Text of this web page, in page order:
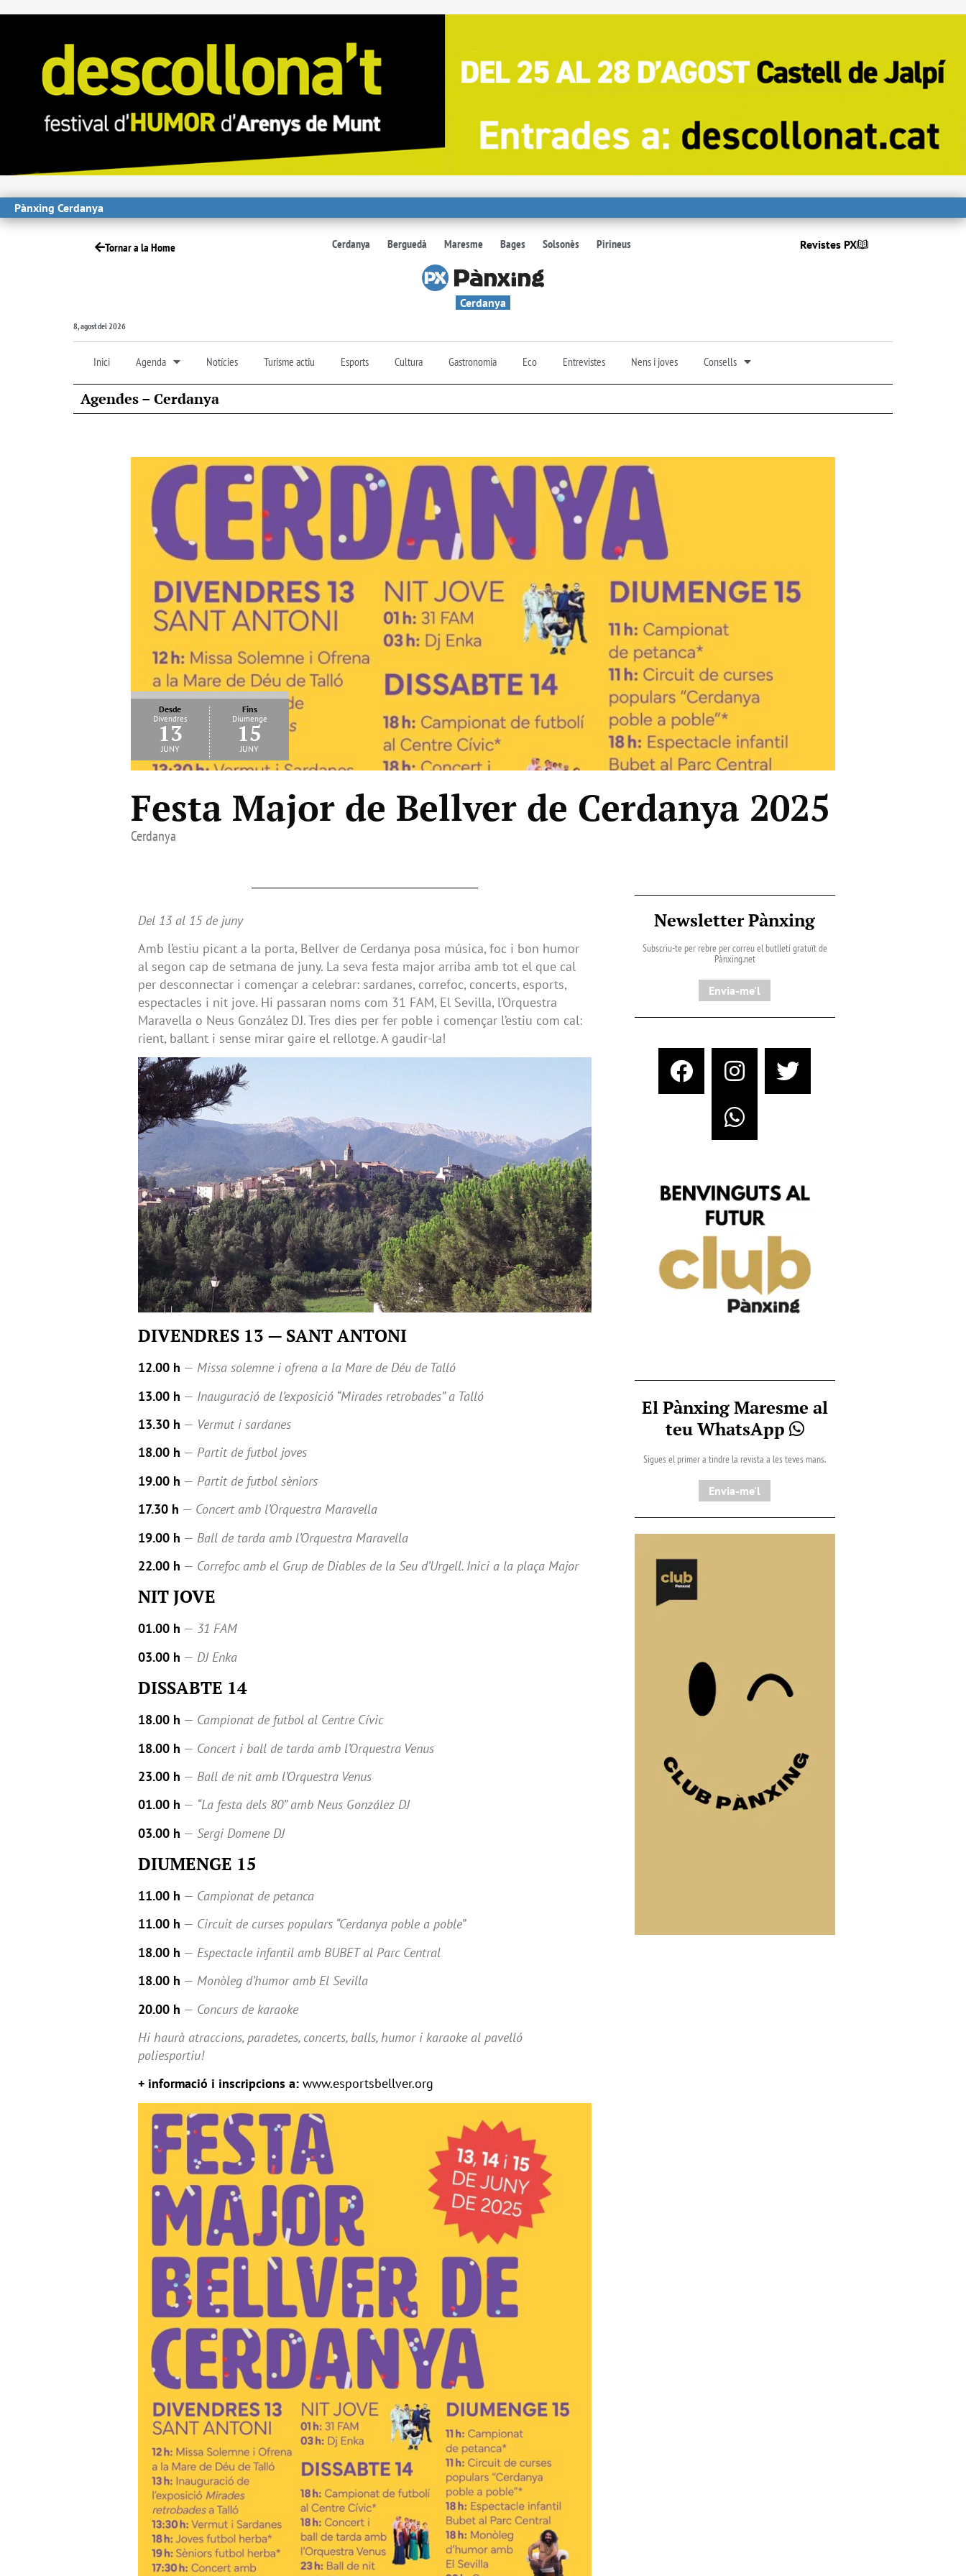
Pànxing Cerdanya
Tornar a la Home Cerdanya Berguedà Maresme Bages Solsonès Pirineus Revistes PX
Cerdanya
8, agost del 2026
Inici Agenda Notícies Turisme actiu Esports Cultura Gastronomia Eco Entrevistes Nens i joves Consells
Agendes – Cerdanya
Desde
Divendres
13
juny
Fins
Diumenge
15
juny
Festa Major de Bellver de Cerdanya 2025
Cerdanya
Del 13 al 15 de juny
Amb l’estiu picant a la porta, Bellver de Cerdanya posa música, foc i bon humor
al segon cap de setmana de juny. La seva festa major arriba amb tot el que cal
per desconnectar i començar a celebrar: sardanes, correfoc, concerts, esports,
espectacles i nit jove. Hi passaran noms com 31 FAM, El Sevilla, l’Orquestra
Maravella o Neus González DJ. Tres dies per fer poble i començar l’estiu com cal:
rient, ballant i sense mirar gaire el rellotge. A gaudir-la!
DIVENDRES 13 — SANT ANTONI
12.00 h — Missa solemne i ofrena a la Mare de Déu de Talló
13.00 h — Inauguració de l’exposició “Mirades retrobades” a Talló
13.30 h — Vermut i sardanes
18.00 h — Partit de futbol joves
19.00 h — Partit de futbol sèniors
17.30 h — Concert amb l’Orquestra Maravella
19.00 h — Ball de tarda amb l’Orquestra Maravella
22.00 h — Correfoc amb el Grup de Diables de la Seu d’Urgell. Inici a la plaça Major
NIT JOVE
01.00 h — 31 FAM
03.00 h — DJ Enka
DISSABTE 14
18.00 h — Campionat de futbol al Centre Cívic
18.00 h — Concert i ball de tarda amb l’Orquestra Venus
23.00 h — Ball de nit amb l’Orquestra Venus
01.00 h — “La festa dels 80” amb Neus González DJ
03.00 h — Sergi Domene DJ
DIUMENGE 15
11.00 h — Campionat de petanca
11.00 h — Circuit de curses populars “Cerdanya poble a poble”
18.00 h — Espectacle infantil amb BUBET al Parc Central
18.00 h — Monòleg d’humor amb El Sevilla
20.00 h — Concurs de karaoke
Hi haurà atraccions, paradetes, concerts, balls, humor i karaoke al pavelló
poliesportiu!
+ informació i inscripcions a: www.esportsbellver.org
Newsletter Pànxing
Subscriu-te per rebre per correu el butlletí gratuït de
Pànxing.net​
Envia-me'l
El Pànxing Maresme al
teu WhatsApp
Sigues el primer a tindre la revista a les teves mans.
Envia-me'l